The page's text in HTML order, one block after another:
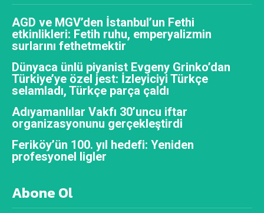
AGD ve MGV’den İstanbul’un Fethi
etkinlikleri: Fetih ruhu, emperyalizmin
surlarını fethetmektir
Dünyaca ünlü piyanist Evgeny Grinko’dan
Türkiye’ye özel jest: İzleyiciyi Türkçe
selamladı, Türkçe parça çaldı
Adıyamanlılar Vakfı 30’uncu iftar
organizasyonunu gerçekleştirdi
Feriköy’ün 100. yıl hedefi: Yeniden
profesyonel ligler
Abone Ol